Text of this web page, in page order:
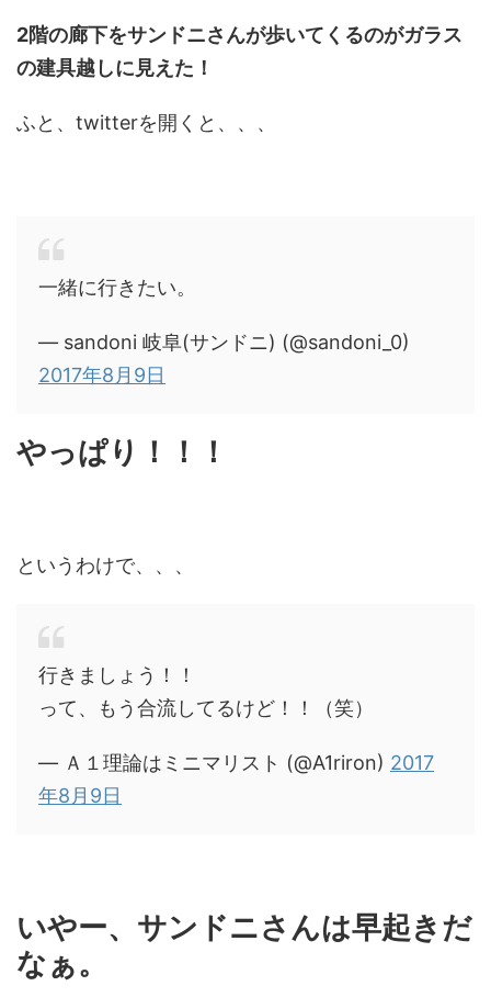
2階の廊下をサンドニさんが歩いてくるのがガラス
の建具越しに見えた！
ふと、twitterを開くと、、、
一緒に行きたい。
— sandoni 岐阜(サンドニ) (@sandoni_0)
2017年8月9日
やっぱり！！！
というわけで、、、
行きましょう！！
って、もう合流してるけど！！（笑）
— Ａ１理論はミニマリスト (@A1riron) 2017
年8月9日
いやー、サンドニさんは早起きだ
なぁ。